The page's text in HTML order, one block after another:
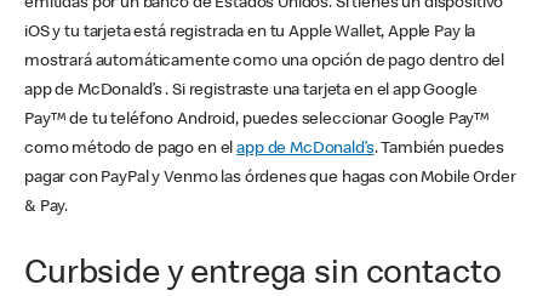
iOS y tu tarjeta está registrada en tu Apple Wallet, Apple Pay la
mostrará automáticamente como una opción de pago dentro del
app de McDonald’s . Si registraste una tarjeta en el app Google
Pay™ de tu teléfono Android, puedes seleccionar Google Pay™
como método de pago en elapp de McDonald’s. También puedes
pagar con PayPal y Venmo las órdenes que hagas con Mobile Order
& Pay.
Curbside y entrega sin contacto